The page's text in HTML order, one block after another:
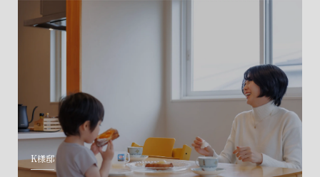
K様邸
ご相談はこちら